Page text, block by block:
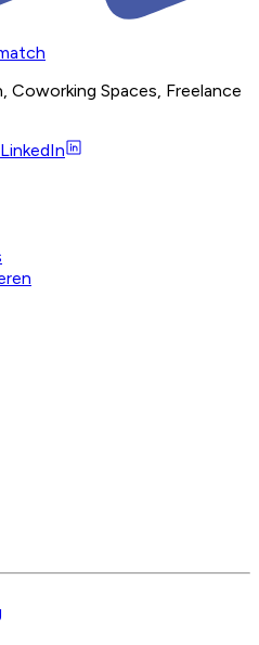
Coworking Spaces, Freelance
LinkedIn